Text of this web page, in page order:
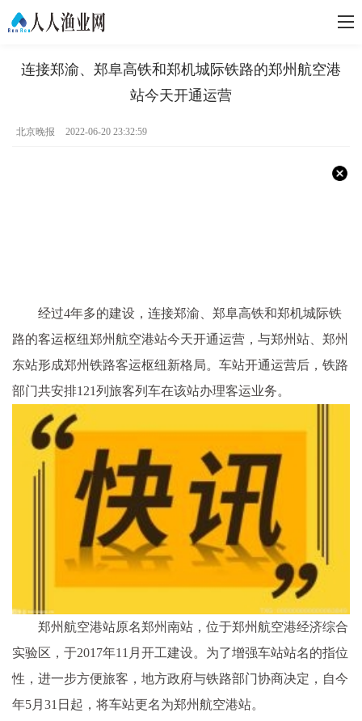
连接郑渝、郑阜高铁和郑机城际铁路的郑州航空港
站今天开通运营
北京晚报 2022-06-20 23:32:59
经过4年多的建设，连接郑渝、郑阜高铁和郑机城际铁
路的客运枢纽郑州航空港站今天开通运营，与郑州站、郑州
东站形成郑州铁路客运枢纽新格局。车站开通运营后，铁路
部门共安排121列旅客列车在该站办理客运业务。
郑州航空港站原名郑州南站，位于郑州航空港经济综合
实验区，于2017年11月开工建设。为了增强车站站名的指位
性，进一步方便旅客，地方政府与铁路部门协商决定，自今
年5月31日起，将车站更名为郑州航空港站。